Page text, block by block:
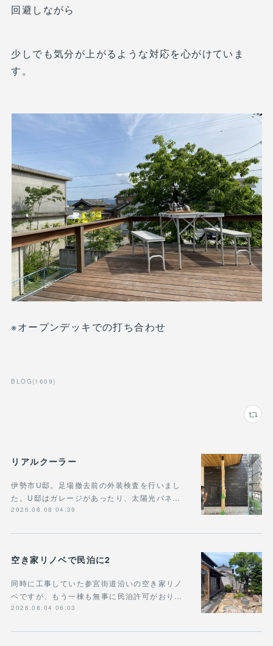
回避しながら
少しでも気分が上がるような対応を心がけていま
す。
※オープンデッキでの打ち合わせ
BLOG (1609)
リアルクーラー
伊勢市U邸。足場撤去前の外装検査を行いまし
た。U邸はガレージがあったり、太陽光パネ…
2026.08.08 04:39
空き家リノベで民泊に2
同時に工事していた参宮街道沿いの空き家リノ
ベですが、もう一棟も無事に民泊許可がおり…
2026.08.04 06:03